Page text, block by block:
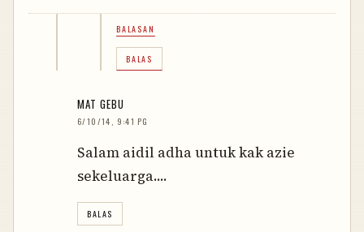
BALASAN
BALAS
MAT GEBU
6/10/14, 9:41 PG
Salam aidil adha untuk kak azie
sekeluarga....
BALAS